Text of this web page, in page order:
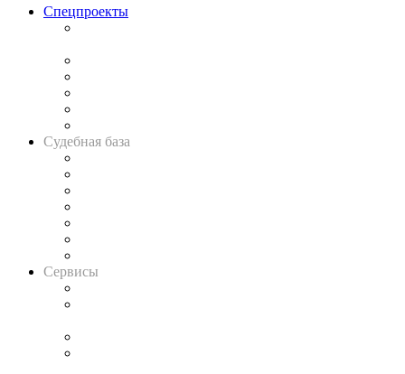
Спецпроекты
Судебная база
Сервисы